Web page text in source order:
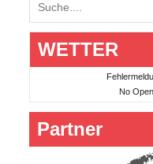
Suchen
WETTER
No
Partner